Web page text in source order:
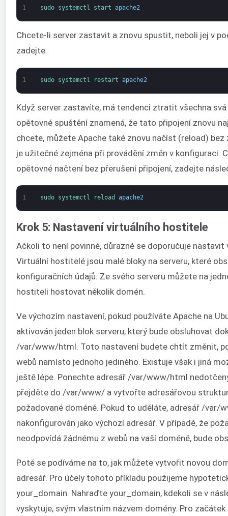
1 sudo systemctl start apache2
Chcete-li server zastavit a znovu spustit, neboli jej v
zadejte:
1 sudo systemctl restart apache2
Když server zastavíte, má tendenci ztratit všechna
opětovné spuštění znamená, že tato připojení znovu
chcete, můžete Apache také znovu načíst (reload)
je užitečné zejména při provádění změn v konfiguraci.
opětovné načtení bez přerušení připojení, zadejte
1 sudo systemctl reload apache2
Krok 5: Nastavení virtuálního hostitele
Ačkoli to není povinné, důrazně se doporučuje
Virtuální hostitelé jsou malé bloky na serveru, které
konfiguračních údajů. Ze svého serveru můžete na
hostiteli hostovat několik domén.
Ve výchozím nastavení, pokud používáte Apache na
aktivován jeden blok serveru, který bude obsluhovat
/var/www/html. Toto nastavení budete chtít změnit,
webů namísto jednoho jediného. Existuje však i jiná
ještě lépe. Ponechte adresář /var/www/html
přejděte do /var/www/ a vytvořte adresářovou
požadované doméně. Pokud to uděláte, adresář /var/
nakonfigurován jako výchozí adresář. V případě, že
neodpovídá žádnému z webů na vaší doméně, bude
Poté se podíváme na to, jak můžete vytvořit novou
adresář. Pro účely tohoto příkladu použijeme
your_domain. Nahraďte your_domain, kdekoli se v
vyskytuje, svým vlastním názvem domény. Pro začátek